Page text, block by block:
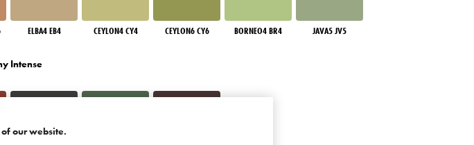
ELBA4 EB4 CEYLON4 CY4 CEYLON6 CY6 BORNEO4 BR4 JAVA5 JV5
Intense
our website.